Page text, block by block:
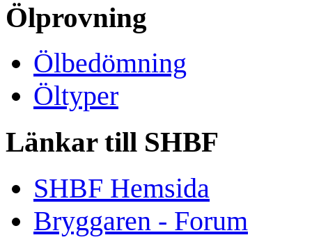
Ölprovning
Ölbedömning
Öltyper
Länkar till SHBF
SHBF Hemsida
Bryggaren - Forum